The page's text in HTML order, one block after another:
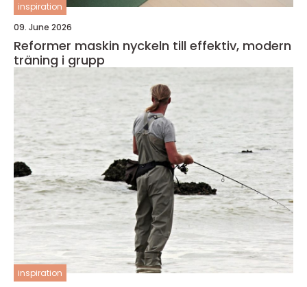
inspiration
09. June 2026
Reformer maskin nyckeln till effektiv, modern
träning i grupp
inspiration